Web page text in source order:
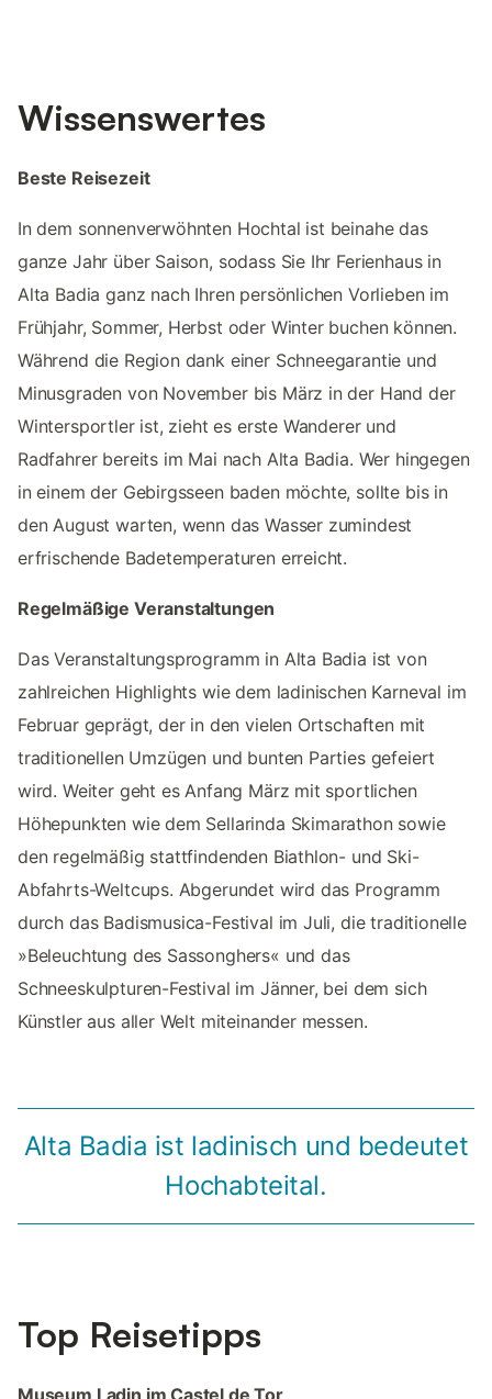
Wissenswertes
Beste Reisezeit
In dem sonnenverwöhnten Hochtal ist beinahe das
ganze Jahr über Saison, sodass Sie Ihr Ferienhaus in
Alta Badia ganz nach Ihren persönlichen Vorlieben im
Frühjahr, Sommer, Herbst oder Winter buchen können.
Während die Region dank einer Schneegarantie und
Minusgraden von November bis März in der Hand der
Wintersportler ist, zieht es erste Wanderer und
Radfahrer bereits im Mai nach Alta Badia. Wer hingegen
in einem der Gebirgsseen baden möchte, sollte bis in
den August warten, wenn das Wasser zumindest
erfrischende Badetemperaturen erreicht.
Regelmäßige Veranstaltungen
Das Veranstaltungsprogramm in Alta Badia ist von
zahlreichen Highlights wie dem ladinischen Karneval im
Februar geprägt, der in den vielen Ortschaften mit
traditionellen Umzügen und bunten Parties gefeiert
wird. Weiter geht es Anfang März mit sportlichen
Höhepunkten wie dem Sellarinda Skimarathon sowie
den regelmäßig stattfindenden Biathlon- und Ski-
Abfahrts-Weltcups. Abgerundet wird das Programm
durch das Badismusica-Festival im Juli, die traditionelle
»Beleuchtung des Sassonghers« und das
Schneeskulpturen-Festival im Jänner, bei dem sich
Künstler aus aller Welt miteinander messen.
Alta Badia ist ladinisch und bedeutet
Hochabteital.
Top Reisetipps